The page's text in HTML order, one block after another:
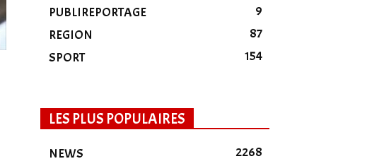
PUBLIREPORTAGE
9
REGION
87
SPORT
154
LES PLUS POPULAIRES
NEWS
2268